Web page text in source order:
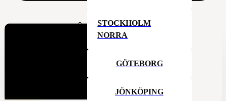
STOCKHOLM
NORRA
GÖTEBORG
JÖNKÖPING